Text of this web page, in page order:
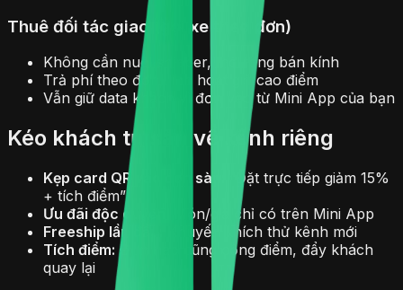
Thuê đối tác giao (gọi xe theo đơn)
Không cần nuôi shipper, mở rộng bán kính
Trả phí theo đơn, linh hoạt giờ cao điểm
Vẫn giữ data khách vì đơn vào từ Mini App của bạn
Kéo khách từ sàn về kênh riêng
Kẹp card QR vào đơn sàn:
“Đặt trực tiếp giảm 15%
+ tích điểm”
Ưu đãi độc quyền:
Món/giá chỉ có trên Mini App
Freeship lần đầu:
Khuyến khích thử kênh mới
Tích điểm: Đơn nào cũng cộng điểm, đẩy khách
quay lại